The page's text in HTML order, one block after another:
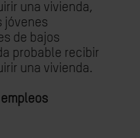
una vivienda,
jóvenes
de bajos
probable recibir
una vivienda.